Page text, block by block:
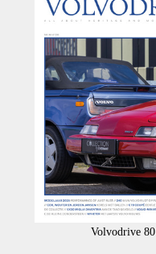
Volvodrive 80